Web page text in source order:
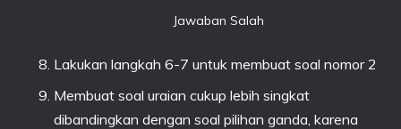
Jawaban Salah
Lakukan langkah 6-7 untuk membuat soal nomor 2
Membuat soal uraian cukup lebih singkat
dibandingkan dengan soal pilihan ganda, karena